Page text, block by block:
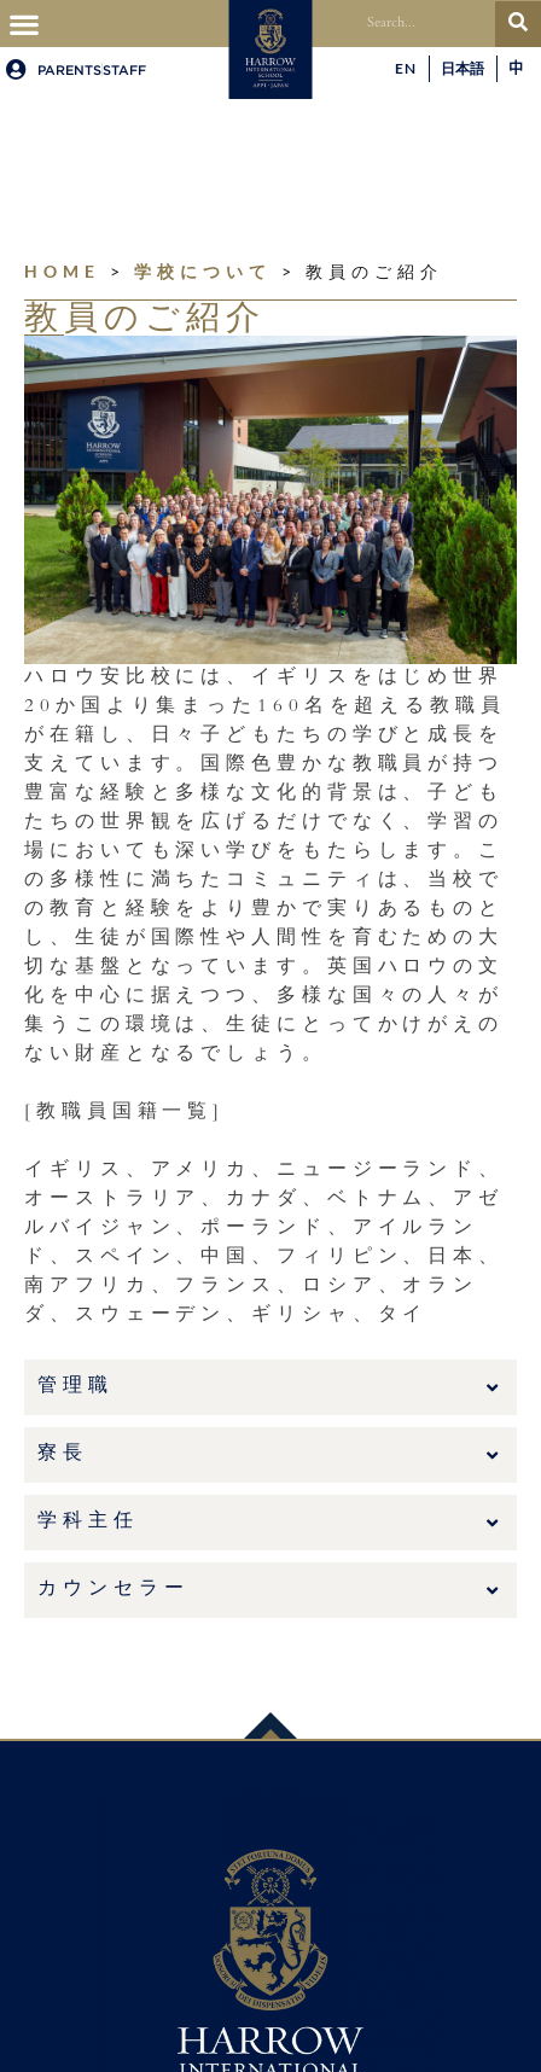
PARENTSSTAFF EN 日本語 中
HOME >学校について >教員のご紹介
教員のご紹介
ハロウ安比校には、イギリスをはじめ世界
20か国より集まった160名を超える教職員
が在籍し、日々子どもたちの学びと成長を
支えています。国際色豊かな教職員が持つ
豊富な経験と多様な文化的背景は、子ども
たちの世界観を広げるだけでなく、学習の
場においても深い学びをもたらします。こ
の多様性に満ちたコミュニティは、当校で
の教育と経験をより豊かで実りあるものと
し、生徒が国際性や人間性を育むための大
切な基盤となっています。英国ハロウの文
化を中心に据えつつ、多様な国々の人々が
集うこの環境は、生徒にとってかけがえの
ない財産となるでしょう。
[教職員国籍一覧]
イギリス、アメリカ、ニュージーランド、
オーストラリア、カナダ、ベトナム、アゼ
ルバイジャン、ポーランド、アイルラン
ド、スペイン、中国、フィリピン、日本、
南アフリカ、フランス、ロシア、オラン
ダ、スウェーデン、ギリシャ、タイ
管理職
寮長
学科主任
カウンセラー